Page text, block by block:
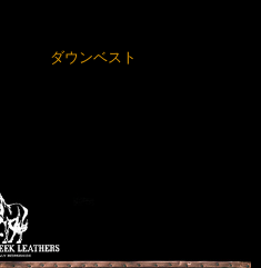
ダウンベスト